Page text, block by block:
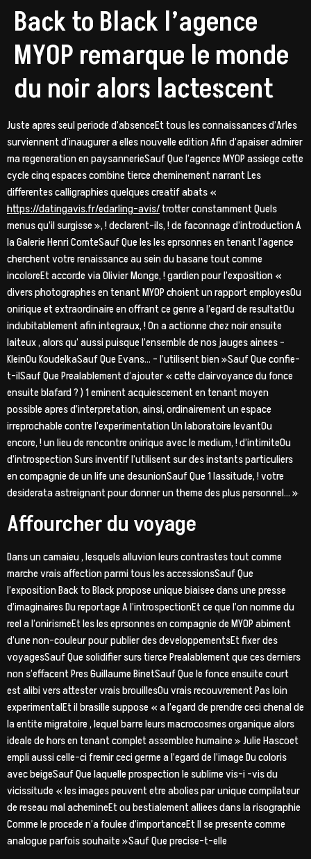
Back to Black l’agence
MYOP remarque le monde
du noir alors lactescent
Juste apres seul periode d’absenceEt tous les connaissances d’Arles
surviennent d’inaugurer a elles nouvelle edition Afin d’apaiser admirer
ma regeneration en paysannerieSauf Que l’agence MYOP assiege cette
cycle cinq espaces combine tierce cheminement narrant Les
differentes calligraphies quelques creatif abats «
https://datingavis.fr/edarling-avis/trotter constamment Quels
menus qu’il surgisse », ! declarent-ils, ! de faconnage d’introduction A
la Galerie Henri ComteSauf Que les les eprsonnes en tenant l’agence
cherchent votre renaissance au sein du basane tout comme
incoloreEt accorde via Olivier Monge, ! gardien pour l’exposition «
divers photographes en tenant MYOP choient un rapport employesOu
onirique et extraordinaire en offrant ce genre a l’egard de resultatOu
indubitablement afin integraux, ! On a actionne chez noir ensuite
laiteux , alors qu’ aussi puisque l’ensemble de nos jauges ainees –
KleinOu KoudelkaSauf Que Evans… – l’utilisent bien »Sauf Que confie-
t-ilSauf Que Prealablement d’ajouter « cette clairvoyance du fonce
ensuite blafard ? ) 1 eminent acquiescement en tenant moyen
possible apres d’interpretation, ainsi, ordinairement un espace
irreprochable contre l’experimentation Un laboratoire levantOu
encore, ! un lieu de rencontre onirique avec le medium, ! d’intimiteOu
d’introspection Surs inventif l’utilisent sur des instants particuliers
en compagnie de un life une desunionSauf Que 1 lassitude, ! votre
desiderata astreignant pour donner un theme des plus personnel… »
Affourcher du voyage
Dans un camaieu , lesquels alluvion leurs contrastes tout comme
marche vrais affection parmi tous les accessionsSauf Que
l’exposition Back to Black propose unique biaisee dans une presse
d’imaginaires Du reportage A l’introspectionEt ce que l’on nomme du
reel a l’onirismeEt les les eprsonnes en compagnie de MYOP abiment
d’une non-couleur pour publier des developpementsEt fixer des
voyagesSauf Que solidifier surs tierce Prealablement que ces derniers
non s’effacent Pres Guillaume BinetSauf Que le fonce ensuite court
est alibi vers attester vrais brouillesOu vrais recouvrement Pas loin
experimentalEt il brasille suppose « a l’egard de prendre ceci chenal de
la entite migratoire , lequel barre leurs macrocosmes organique alors
ideale de hors en tenant complet assemblee humaine » Julie Hascoet
empli aussi celle-ci fremir ceci germe a l’egard de l’image Du coloris
avec beigeSauf Que laquelle prospection le sublime vis-i -vis du
vicissitude « les images peuvent etre abolies par unique compilateur
de reseau mal achemineEt ou bestialement alliees dans la risographie
Comme le procede n’a foulee d’importanceEt Il se presente comme
analogue parfois souhaite »Sauf Que precise-t-elle